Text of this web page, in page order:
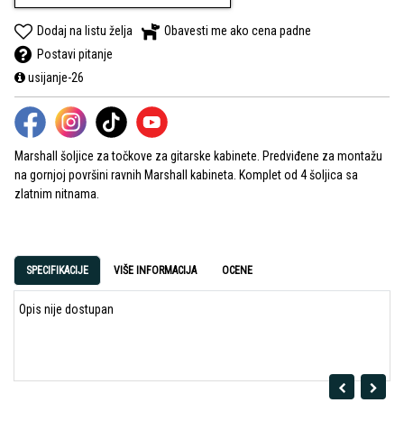
Dodaj na listu želja
Obavesti me ako cena padne
Postavi pitanje
usijanje-26
Marshall šoljice za točkove za gitarske kabinete. Predviđene za montažu
na gornjoj površini ravnih Marshall kabineta. Komplet od 4 šoljica sa
zlatnim nitnama.
SPECIFIKACIJE VIŠE INFORMACIJA OCENE
Opis nije dostupan